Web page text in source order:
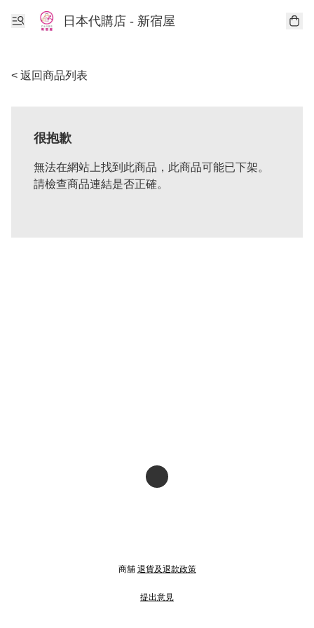
日本代購店 - 新宿屋
< 返回商品列表
很抱歉
無法在網站上找到此商品，此商品可能已下架。
請檢查商品連結是否正確。
商舖 退貨及退款政策
提出意見